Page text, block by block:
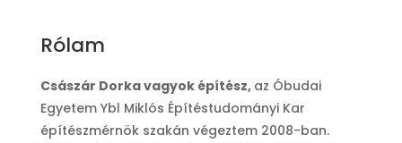
Rólam
Császár Dorka vagyok építész, az Óbudai
Egyetem Ybl Miklós Építéstudományi Kar
építészmérnök szakán végeztem 2008-ban.